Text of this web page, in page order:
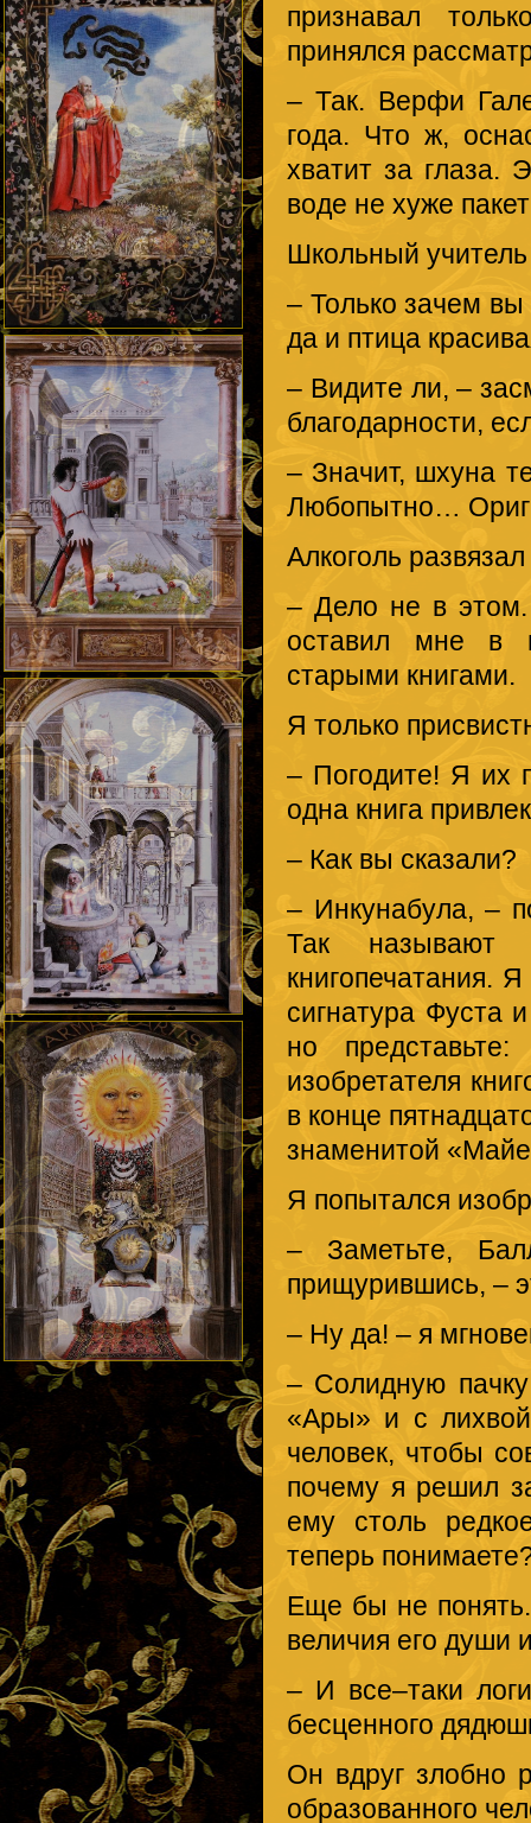
признавал
принялся
– Так. Верфи
года. Что ж,
хватит за глаза.
воде не хуже
Школьный
– Только зачем
да и птица
– Видите ли, –
благодарности,
– Значит, шхуна
Любопытно…
Алкоголь
– Дело не в
оставил мне в
старыми книгами.
Я только
– Погодите! Я их
одна книга
– Как вы сказали?
– Инкунабула, –
Так называют
книгопечатания.
сигнатура Фуста
но
изобретателя
в конце
знаменитой
Я попытался
– Заметьте,
прищурившись, –
– Ну да! – я
– Солидную
«Ары» и с
человек, чтобы
почему я решил
ему столь
теперь
Еще бы не
величия его души
– И все–таки
бесценного
Он вдруг злобно
образованного